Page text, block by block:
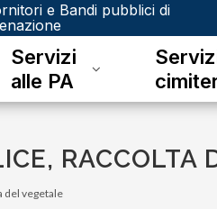
e Bandi pubblici di
Servizi
alle PA
RACCOLTA
del vegetale